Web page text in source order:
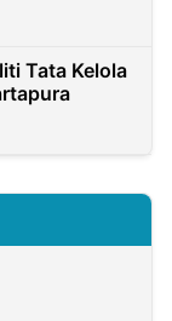
Tata Kelola